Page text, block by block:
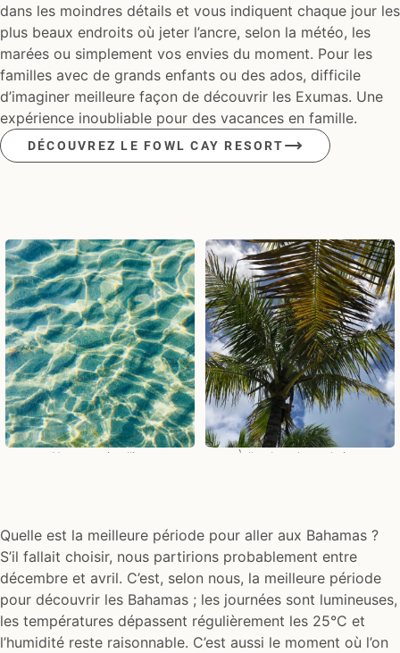
dans les moindres détails et vous indiquent chaque jour les
plus beaux endroits où jeter l’ancre, selon la météo, les
marées ou simplement vos envies du moment. Pour les
familles avec de grands enfants ou des ados, difficile
d’imaginer meilleure façon de découvrir les Exumas. Une
expérience inoubliable pour des vacances en famille.
DÉCOUVREZ LE FOWL CAY RESORT
Un mer cristalline À l'ombre des palmiers
Quelle est la meilleure période pour aller aux Bahamas ?
S’il fallait choisir, nous partirions probablement entre
décembre et avril. C’est, selon nous, la meilleure période
pour découvrir les Bahamas ; les journées sont lumineuses,
les températures dépassent régulièrement les 25°C et
l’humidité reste raisonnable. C’est aussi le moment où l’on